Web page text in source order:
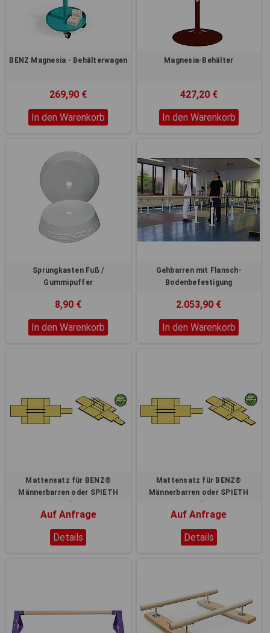
BENZ Magnesia - Behälterwagen
269,90 €
In den Warenkorb
Magnesia-Behälter
427,20 €
In den Warenkorb
Sprungkasten Fuß /
Gummipuffer
8,90 €
In den Warenkorb
Gehbarren mit Flansch-
Bodenbefestigung
2.053,90 €
In den Warenkorb
Mattensatz für BENZ®
Männerbarren oder SPIETH
Auf Anfrage
Details
Mattensatz für BENZ®
Männerbarren oder SPIETH
Auf Anfrage
Details